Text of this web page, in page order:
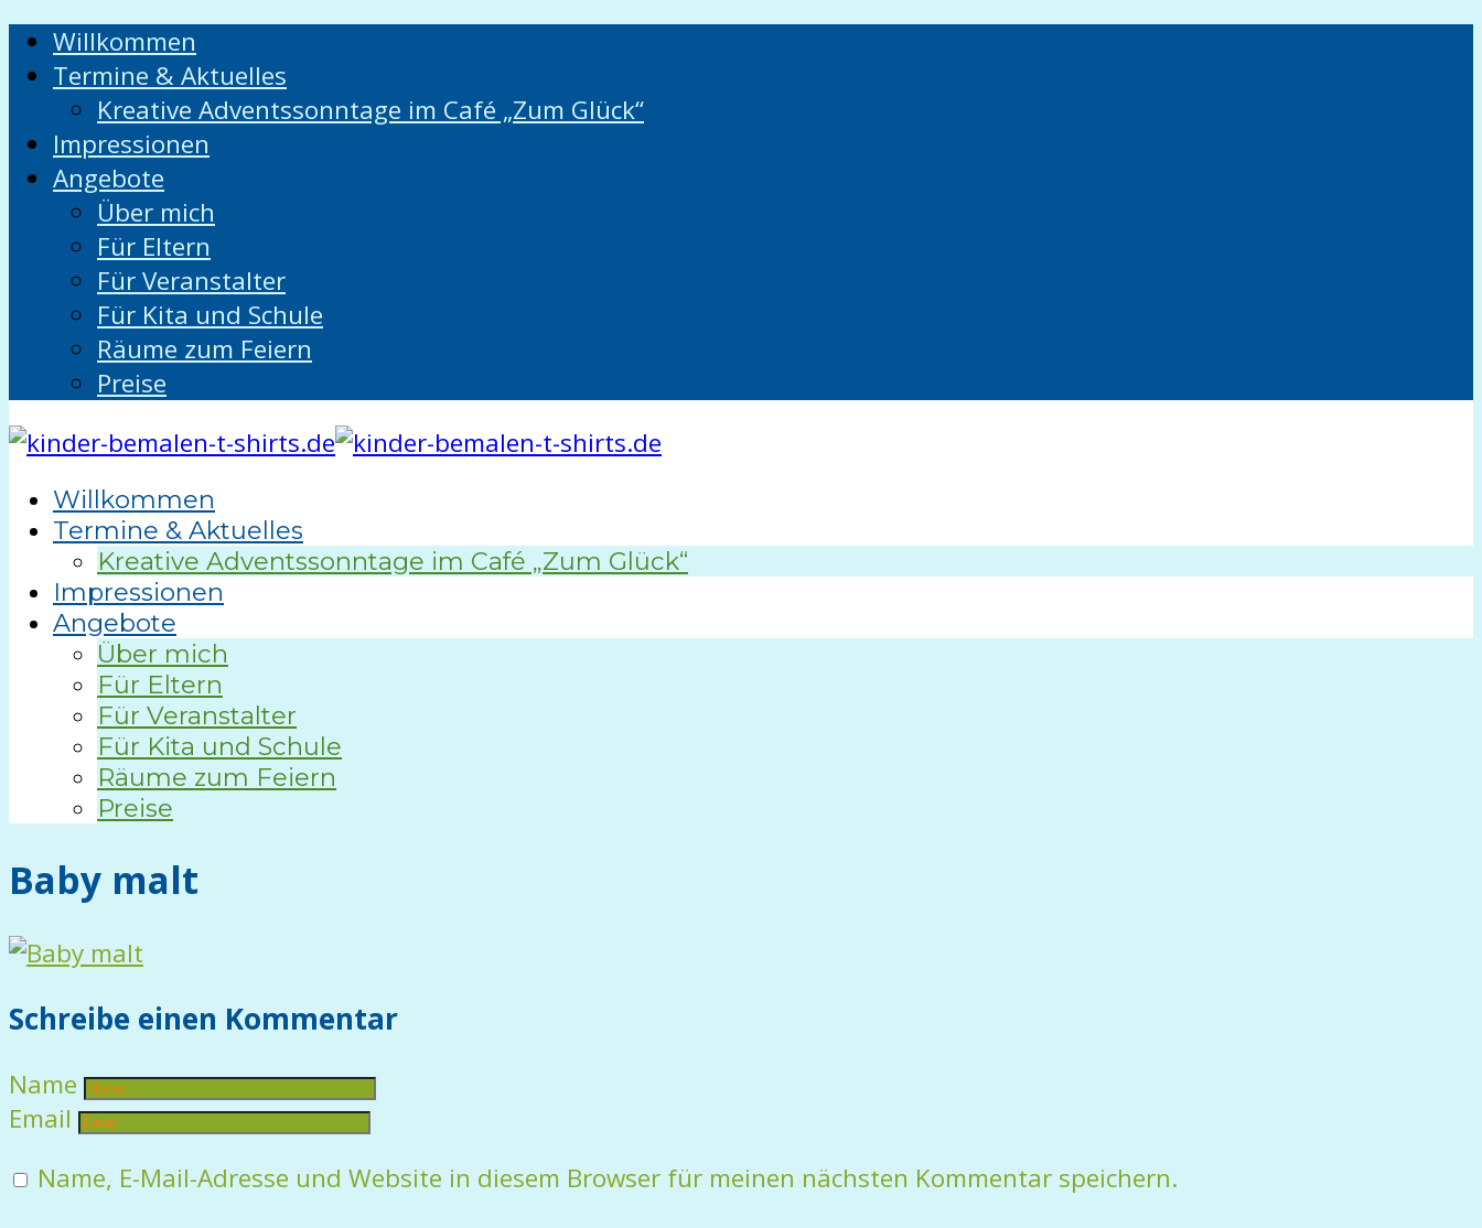
Willkommen
Termine & Aktuelles
Kreative Adventssonntage im Café „Zum Glück“
Impressionen
Angebote
Über mich
Für Eltern
Für Veranstalter
Für Kita und Schule
Räume zum Feiern
Preise
Willkommen
Termine & Aktuelles
Kreative Adventssonntage im Café „Zum Glück“
Impressionen
Angebote
Über mich
Für Eltern
Für Veranstalter
Für Kita und Schule
Räume zum Feiern
Preise
Baby malt
Schreibe einen Kommentar
Name
Email
Name, E-Mail-Adresse und Website in diesem Browser für meinen nächsten Kommentar speichern.